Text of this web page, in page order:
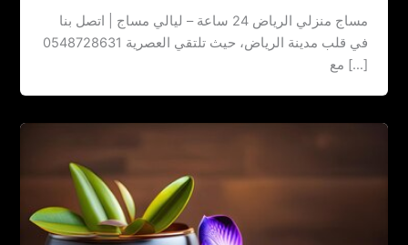
مساج منزلي الرياض 24 ساعة – ليالي مساج | اتصل بنا
‏‪0548728631 في قلب مدينة الرياض، حيث تلتقي العصرية
مع […]